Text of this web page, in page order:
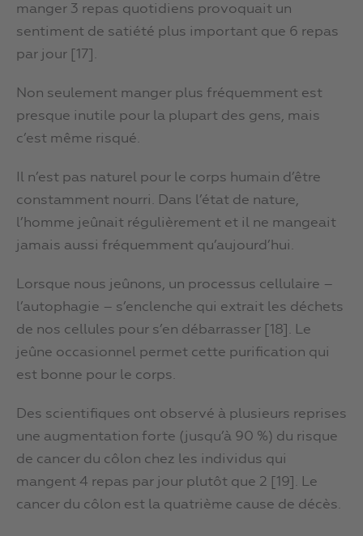
manger 3 repas quotidiens provoquait un
sentiment de satiété plus important que 6 repas
par jour [17].
Non seulement manger plus fréquemment est
presque inutile pour la plupart des gens, mais
c’est même risqué.
Il n’est pas naturel pour le corps humain d’être
constamment nourri. Dans l’état de nature,
l’homme jeûnait régulièrement et il ne mangeait
jamais aussi fréquemment qu’aujourd’hui.
Lorsque nous jeûnons, un processus cellulaire –
l’autophagie – s’enclenche qui extrait les déchets
de nos cellules pour s’en débarrasser [18]. Le
jeûne occasionnel permet cette purification qui
est bonne pour le corps.
Des scientifiques ont observé à plusieurs reprises
une augmentation forte (jusqu’à 90 %) du risque
de cancer du côlon chez les individus qui
mangent 4 repas par jour plutôt que 2 [19]. Le
cancer du côlon est la quatrième cause de décès.